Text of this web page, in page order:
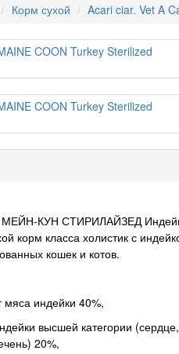
Корм сухой Acari ciar. Vet A
МЕЙН-КУН СТИРИЛАЙЗЕД
корм класса холистик с
кошек и котов.
мяса индейки 40%,
высшей категории (сердце,
20%,